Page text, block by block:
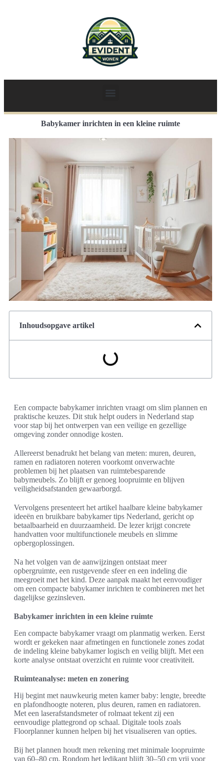
Babykamer inrichten in een kleine ruimte
Inhoudsopgave artikel
Een compacte babykamer inrichten vraagt om slim plannen en
praktische keuzes. Dit stuk helpt ouders in Nederland stap
voor stap bij het ontwerpen van een veilige en gezellige
omgeving zonder onnodige kosten.
Allereerst benadrukt het belang van meten: muren, deuren,
ramen en radiatoren noteren voorkomt onverwachte
problemen bij het plaatsen van ruimtebesparende
babymeubels. Zo blijft er genoeg loopruimte en blijven
veiligheidsafstanden gewaarborgd.
Vervolgens presenteert het artikel haalbare kleine babykamer
ideeën en bruikbare babykamer tips Nederland, gericht op
betaalbaarheid en duurzaamheid. De lezer krijgt concrete
handvatten voor multifunctionele meubels en slimme
opbergoplossingen.
Na het volgen van de aanwijzingen ontstaat meer
opbergruimte, een rustgevende sfeer en een indeling die
meegroeit met het kind. Deze aanpak maakt het eenvoudiger
om een compacte babykamer inrichten te combineren met het
dagelijkse gezinsleven.
Babykamer inrichten in een kleine ruimte
Een compacte babykamer vraagt om planmatig werken. Eerst
wordt er gekeken naar afmetingen en functionele zones zodat
de indeling kleine babykamer logisch en veilig blijft. Met een
korte analyse ontstaat overzicht en ruimte voor creativiteit.
Ruimteanalyse: meten en zonering
Hij begint met nauwkeurig meten kamer baby: lengte, breedte
en plafondhoogte noteren, plus deuren, ramen en radiatoren.
Met een laserafstandsmeter of rolmaat tekent zij een
eenvoudige plattegrond op schaal. Digitale tools zoals
Floorplanner kunnen helpen bij het visualiseren van opties.
Bij het plannen houdt men rekening met minimale loopruimte
van 60–80 cm. Rondom het ledikant blijft 30–50 cm vrij voor